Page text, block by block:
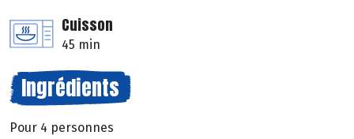
Cuisson
45 min
Ingrédients
Pour 4 personnes